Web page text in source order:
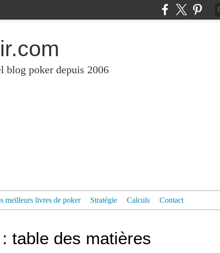
blog poker depuis 2006
meilleurs livres de poker Stratégie Calculs Contact
table des matières